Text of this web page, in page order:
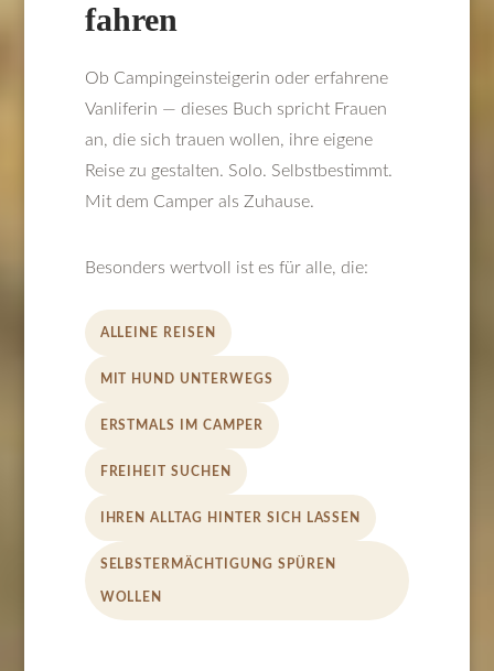
fahren
Ob Campingeinsteigerin oder erfahrene
Vanliferin — dieses Buch spricht Frauen
an, die sich trauen wollen, ihre eigene
Reise zu gestalten. Solo. Selbstbestimmt.
Mit dem Camper als Zuhause.
Besonders wertvoll ist es für alle, die:
ALLEINE REISEN
MIT HUND UNTERWEGS
ERSTMALS IM CAMPER
FREIHEIT SUCHEN
IHREN ALLTAG HINTER SICH LASSEN
SELBSTERMÄCHTIGUNG SPÜREN
WOLLEN